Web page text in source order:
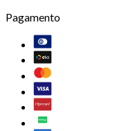
Pagamento